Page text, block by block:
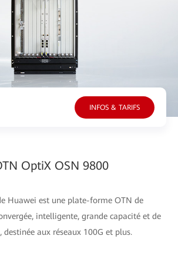
INFOS & TARIFS
OptiX OSN 9800
Huawei est une plate-forme OTN de
intelligente, grande capacité et de
aux réseaux 100G et plus.